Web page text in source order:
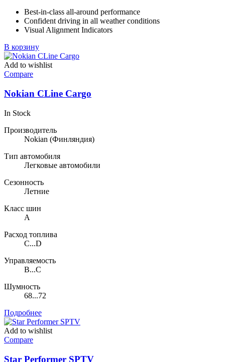
Best-in-class all-around performance
Confident driving in all weather conditions
Visual Alignment Indicators
В корзину
Add to wishlist
Compare
Nokian CLine Cargo
In Stock
Производитель
Nokian (Финляндия)
Тип автомобиля
Легковые автомобили
Сезонность
Летние
Класс шин
A
Расход топлива
C...D
Управляемость
B...C
Шумность
68...72
Подробнее
Add to wishlist
Compare
Star Performer SPTV